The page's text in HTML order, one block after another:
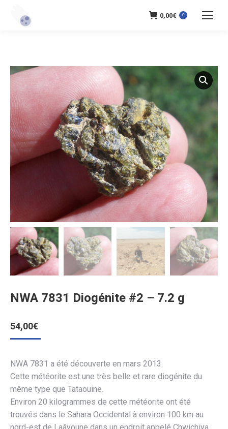
0,00€ 0
NWA 7831 Diogénite #2 – 7.2 g
54,00€
NWA 7831 a été découverte en mars 2013.
Cette météorite est une très belle et rare diogénite du
même type que Tataouine.
Environ 20 kilogrammes de cette météorite ont été
trouvés dans le Sahara Occidental à environ 100 km au
nord-est de Laâyoune dans un endroit appelé Chwichiya.